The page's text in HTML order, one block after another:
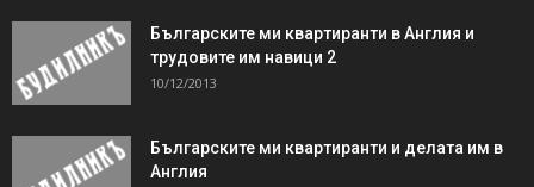
Българските ми квартиранти в Англия и
трудовите им навици 2
10/12/2013
Българските ми квартиранти и делата им в
Англия